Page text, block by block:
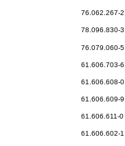
76.062.267-2
78.096.830-3
76.079.060-5
61.606.703-6
61.606.608-0
61.606.609-9
61.606.611-0
61.606.602-1